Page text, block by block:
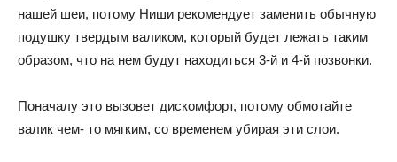
нашей шеи, потому Ниши рекомендует заменить обычную
подушку твердым валиком, который будет лежать таким
образом, что на нем будут находиться 3-й и 4-й позвонки.
Поначалу это вызовет дискомфорт, потому обмотайте
валик чем- то мягким, со временем убирая эти слои.